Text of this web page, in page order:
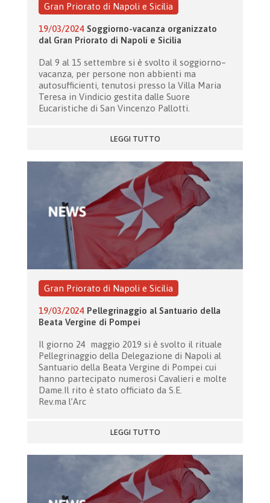
Gran Priorato di Napoli e Sicilia
19/03/2024 Soggiorno-vacanza organizzato
dal Gran Priorato di Napoli e Sicilia
Dal 9 al 15 settembre si è svolto il soggiorno–
vacanza, per persone non abbienti ma
autosufficienti, tenutosi presso la Villa Maria
Teresa in Vindicio gestita dalle Suore
Eucaristiche di San Vincenzo Pallotti.
LEGGI TUTTO
Gran Priorato di Napoli e Sicilia
19/03/2024 Pellegrinaggio al Santuario della
Beata Vergine di Pompei
Il giorno 24 maggio 2019 si è svolto il rituale
Pellegrinaggio della Delegazione di Napoli al
Santuario della Beata Vergine di Pompei cui
hanno partecipato numerosi Cavalieri e molte
Dame.Il rito è stato officiato da S.E.
Rev.ma l’Arc
LEGGI TUTTO